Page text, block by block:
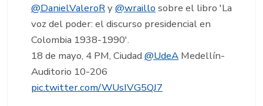
@DanielValeroRy@wraillo sobre el libro 'La
voz del poder: el discurso presidencial en
Colombia 1938-1990'.
18 de mayo, 4 PM, Ciudad @UdeA Medellín-
Auditorio 10-206
pic.twitter.com/WUsIVG5QJ7